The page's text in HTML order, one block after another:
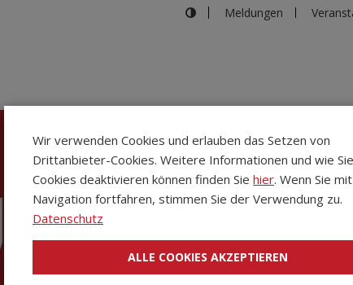
Meldungen
Wir verwenden Cookies und erlauben das Setzen von
Drittanbieter-Cookies. Weitere Informationen und wie Sie
Cookies deaktivieren können finden Sie hier. Wenn Sie
Navigation fortfahren, stimmen Sie der Verwendung zu.
Datenschutz
ALLE COOKIES AKZEPTIEREN